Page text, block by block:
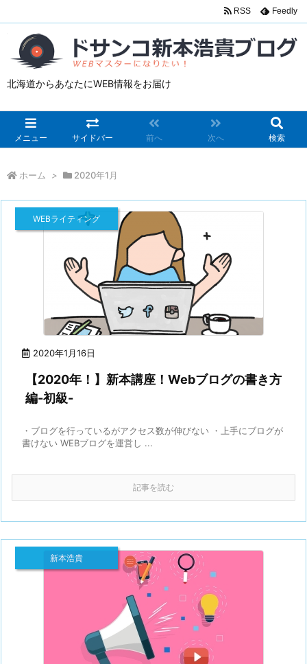
北海道からあなたにWEB情報をお届け
メニュー サイドバー 前へ 次へ 検索
RSS Feedly
ホーム > 2020年1月
2020年1月16日
WEBライティング
【2020年！】新本講座！Webブログの書き方
編-初級-
・ブログを行っているがアクセス数が伸びない ・上手にブログが
書けない WEBブログを運営し ...
記事を読む
新本浩貴